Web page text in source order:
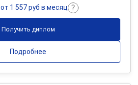
от 1 557 руб в месяц
Получить диплом
Подробнее